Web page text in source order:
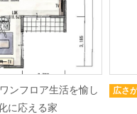
ンフロア生活を愉し
に応える家
広さ